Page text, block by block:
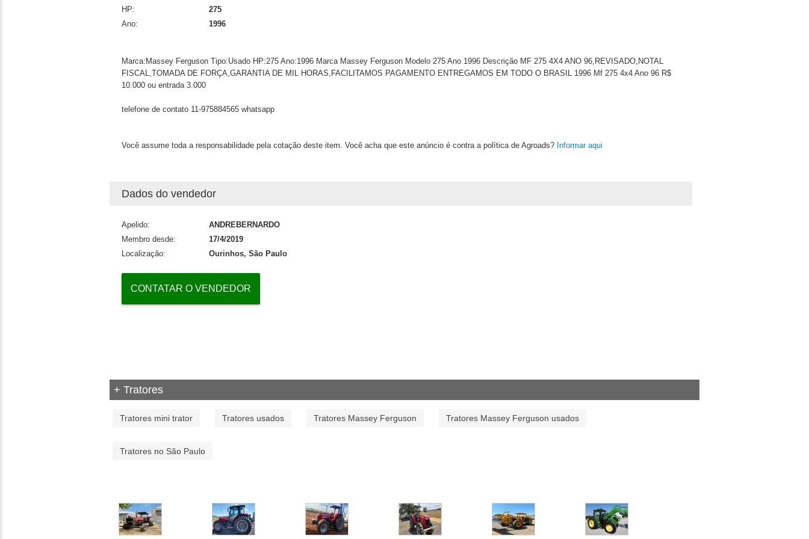
HP:
275
Ano:
1996
Marca:Massey Ferguson Tipo:Usado HP:275 Ano:1996 Marca Massey Ferguson Modelo 275 Ano 1996 Descrição MF 275 4X4 ANO 96,REVISADO,NOTAL
FISCAL,TOMADA DE FORÇA,GARANTIA DE MIL HORAS,FACILITAMOS PAGAMENTO ENTREGAMOS EM TODO O BRASIL 1996 Mf 275 4x4 Ano 96 R$
10.000 ou entrada 3.000
telefone de contato 11-975884565 whatsapp
Você assume toda a responsabilidade pela cotação deste item. Você acha que este anúncio é contra a política de Agroads? Informar aqui
Dados do vendedor
Apelido:
ANDREBERNARDO
Membro desde:
17/4/2019
Localização:
Ourinhos, São Paulo
CONTATAR O VENDEDOR
+ Tratores
Tratores mini trator Tratores usados Tratores Massey Ferguson Tratores Massey Ferguson usados
Tratores no São Paulo